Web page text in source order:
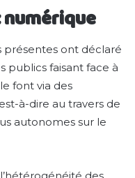
numérique
présentes ont déclaré
publics faisant face à
font via des
à-dire au travers de
autonomes sur le